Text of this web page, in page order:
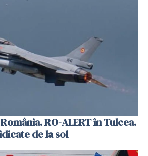
RO-ALERT în Tulcea.
de la sol